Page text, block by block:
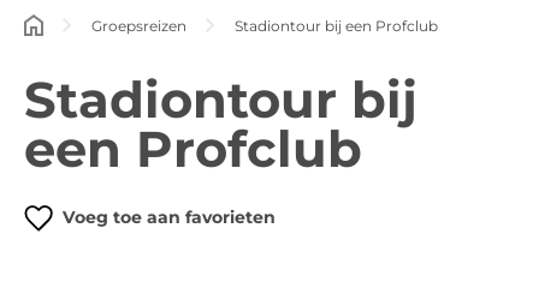
Groepsreizen Stadiontour bij een Profclub
Stadiontour bij
een Profclub
Voeg toe aan favorieten